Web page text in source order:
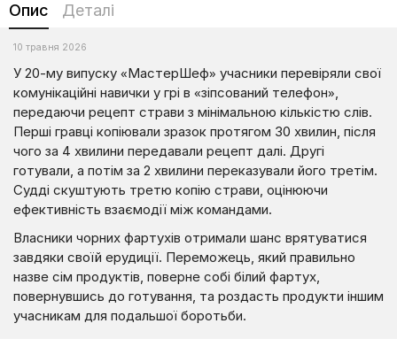
Опис Деталі
10 травня 2026
У 20-му випуску «МастерШеф» учасники перевіряли свої
комунікаційні навички у грі в «зіпсований телефон»,
передаючи рецепт страви з мінімальною кількістю слів.
Перші гравці копіювали зразок протягом 30 хвилин, після
чого за 4 хвилини передавали рецепт далі. Другі
готували, а потім за 2 хвилини переказували його третім.
Судді скуштують третю копію страви, оцінюючи
ефективність взаємодії між командами.
Власники чорних фартухів отримали шанс врятуватися
завдяки своїй ерудиції. Переможець, який правильно
назве сім продуктів, поверне собі білий фартух,
повернувшись до готування, та роздасть продукти іншим
учасникам для подальшої боротьби.